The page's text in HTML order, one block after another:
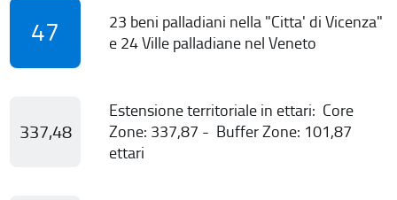
47
23 beni palladiani nella "Citta' di Vicenza"
e 24 Ville palladiane nel Veneto
337,48
Estensione territoriale in ettari: Core
Zone: 337,87 - Buffer Zone: 101,87
ettari